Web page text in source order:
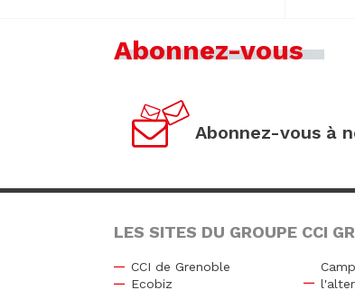
Abonnez-vous
Abonnez-vous à
LES SITES DU GROUPE CCI
CCI de Grenoble
Ecobiz